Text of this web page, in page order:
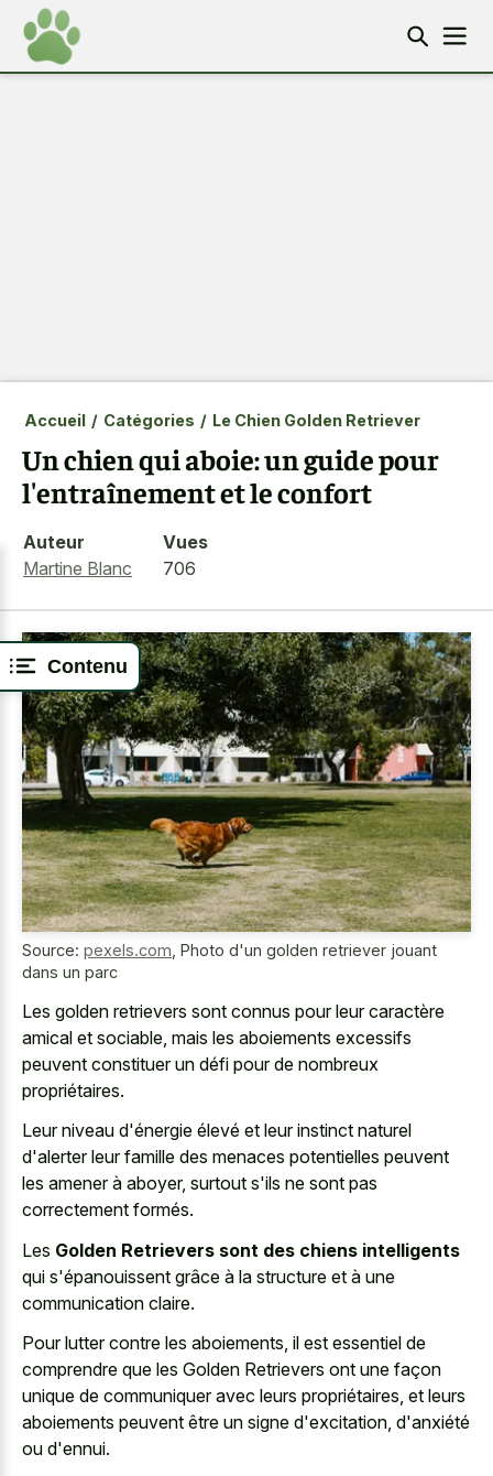
Contenu
Accueil / Catégories / Le Chien Golden Retriever
Un chien qui aboie: un guide pour
l'entraînement et le confort
Auteur
Martine Blanc
Vues
706
Source: pexels.com Photo d'un golden retriever jouant
dans un parc
Les golden retrievers sont connus pour leur caractère
amical et sociable, mais les aboiements excessifs
peuvent constituer un défi pour de nombreux
propriétaires.
Leur niveau d'énergie élevé et leur instinct naturel
d'alerter leur famille des menaces potentielles peuvent
les amener à aboyer, surtout s'ils ne sont pas
correctement formés.
Les Golden Retrievers sont des chiens intelligents
qui s'épanouissent grâce à la structure et à une
communication claire.
Pour lutter contre les aboiements, il est essentiel de
comprendre que les Golden Retrievers ont une façon
unique de communiquer avec leurs propriétaires, et leurs
aboiements peuvent être un signe d'excitation, d'anxiété
ou d'ennui.